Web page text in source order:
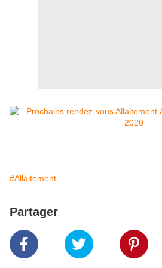
#Allaitement
Partager